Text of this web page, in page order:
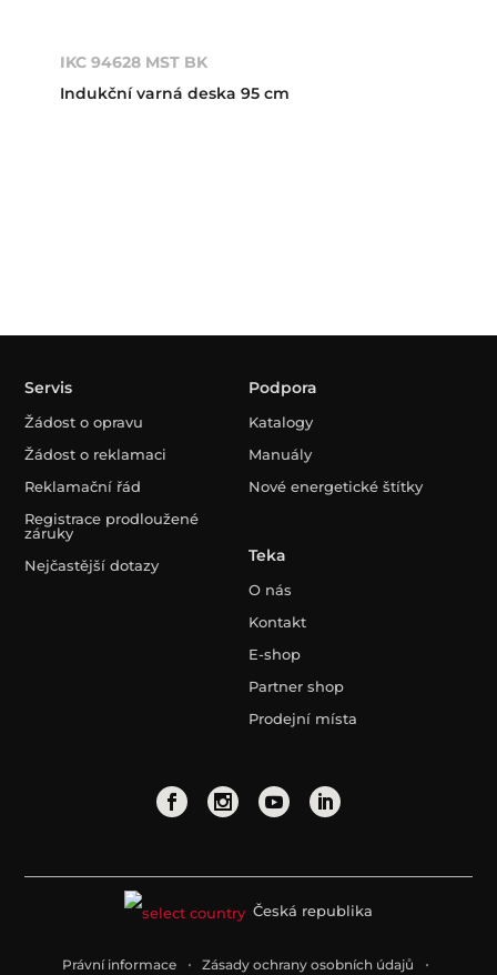
IKC 94628 MST BK
Indukční varná deska 95 cm
Servis
Žádost o opravu
Žádost o reklamaci
Reklamační řád
Registrace prodloužené
záruky
Nejčastější dotazy
Podpora
Katalogy
Manuály
Nové energetické štítky
Teka
O nás
Kontakt
E-shop
Partner shop
Prodejní místa
Česká republika
Právní informace Zásady ochrany osobních údajů